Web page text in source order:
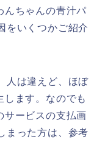
んちゃんの青汁パ
をいくつかご紹介
人は違えど、ほぼ
します。なのでも
サービスの支払画
まった方は、参考